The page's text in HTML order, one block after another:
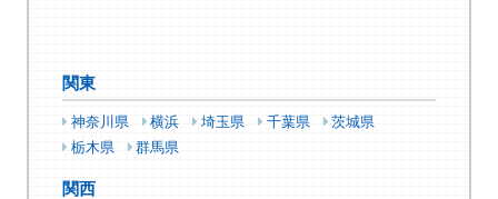
関東
神奈川県 横浜 埼玉県 千葉県
茨城県
栃木県
群馬県
関西